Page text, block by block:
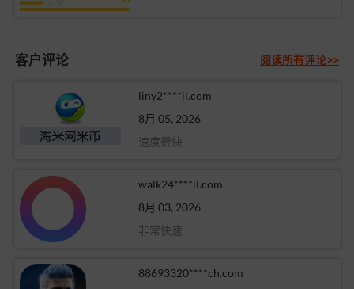
客户评论 阅读所有评论>>
liny2****il.com
8月 05, 2026
速度很快
walk24****il.com
8月 03, 2026
非常快速
88693320****ch.com